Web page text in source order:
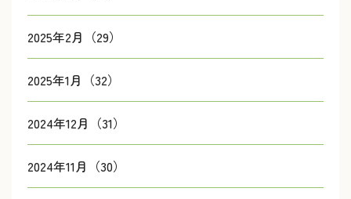
2025年2月（29）
2025年1月（32）
2024年12月（31）
2024年11月（30）